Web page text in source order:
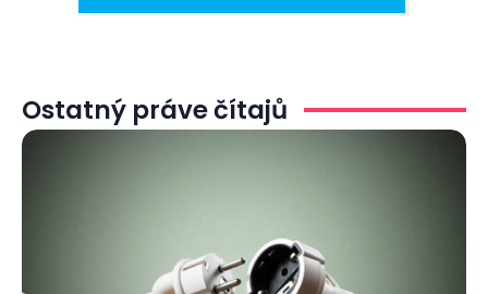
Ostatný práve čítajů